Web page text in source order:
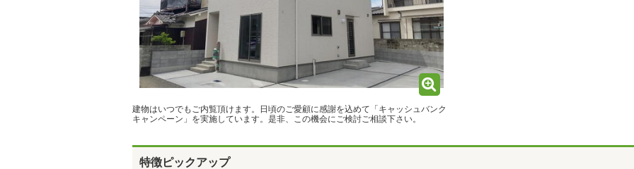
建物はいつでもご内覧頂けます。日頃のご愛顧に感謝を込めて「キャッシュバンク
キャンペーン」を実施しています。是非、この機会にご検討ご相談下さい。
特徴ピックアップ